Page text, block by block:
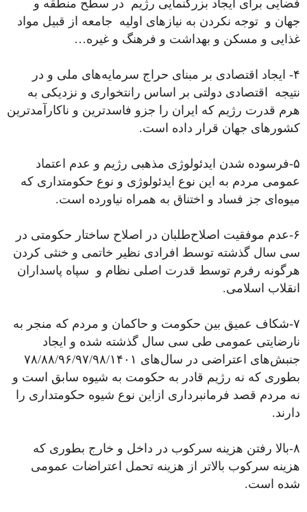
فضایی برای ایجاد بزرگنمایی رژیم در سطح منطقه و
جهان و توجه نکردن به نیازهای اولیه جامعه از قبیل مواد
غذایی و مسکن و بهداشت و فرهنگ و غیره…
۴- ایجاد اقتصادی بر مبنای حراج سرمایه‌های ملی و در
نتیجه اقتصادی دولتی بر اساس رانتخواری و نزدیکی به
هرم قدرت رژیم که ایران را جزو فاسدترین و ناکارآمدترین
کشورهای جهان قرار داده است.
۵-فرسوده شدن ایدئولوژی مذهبی رژیم و عدم اعتماد
عمومی مردم به این نوع ایدئولوژی و نوع حکومتداری که
میوه‌ای جز فساد و اختناق به همراه نیاورده است.
۶-عدم موفقیت اصلاح‌طلبان در اصلاح ساختار حکومتی در
سی سال گذشته توسط افرادی نظیر خاتمی و خنثی کردن
هرگونه رفرم توسط قدرت اصلی نظام و سپاه پاسداران
انقلاب اسلامی.
۷-شکاف عمیق بین حکومت و حاکمان و مردم که منجر به
نارضایتی عمومی طی سی سال گذشته شده و ایجاد
جنبش‌های اعتراضی در سا‌ل‌های ۷۸/۸۸/۹۶/۹۷/۹۸/۱۴۰۱
بطوری که نه رژیم قادر به حکومت به شیوه سابق است و
نه مردم قصد فرمانبرداری ازاین نوع شیوه حکومتداری را
دارند.
۸-بالا رفتن هزینه سرکوب در داخل و خارج بطوری که
هزینه سرکوب بالاتر از هزینه تحمل اعتراضات عمومی
شده است.